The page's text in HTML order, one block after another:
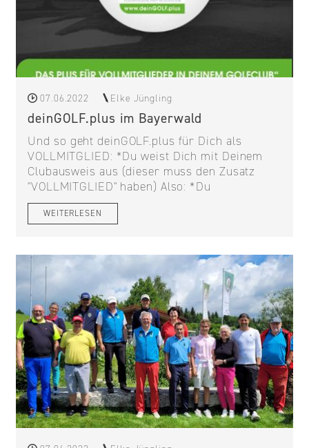
07.06.2022 Elke Jüngling
deinGOLF.plus im Bayerwald
Und so geht deinGOLF.plus für Dich als
VOLLMITGLIED: *Du weist Dich mit Deinem
Clubausweis aus (dieser muss den Zusatz
"VOLLMITGLIED" haben) Also: *Du
WEITERLESEN